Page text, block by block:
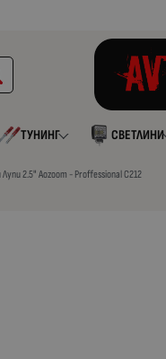
ТУНИНГ СВЕТЛИНИ
Лупи 2.5" Aozoom - Proffessional C212